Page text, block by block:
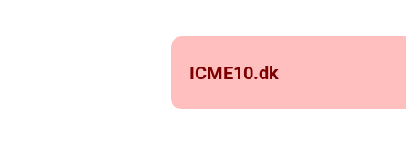
ICME10.dk